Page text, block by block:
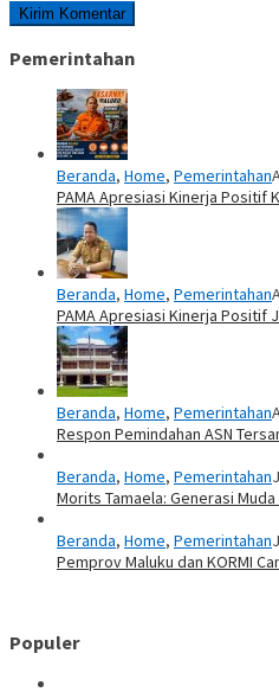
Pemerintahan
Beranda, Home, Pemerintahan
PAMA Apresiasi Kinerja Positif
Beranda, Home, Pemerintahan
PAMA Apresiasi Kinerja Positif
Beranda, Home, Pemerintahan
Respon Pemindahan ASN
Beranda, Home, Pemerintahan
Morits Tamaela: Generasi
Beranda, Home, Pemerintahan
Pemprov Maluku dan KORMI
Populer